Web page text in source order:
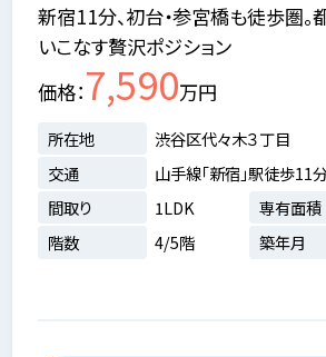
新宿11分、初台・参宮橋も徒歩圏
いこなす贅沢ポジション
価格 7,590万円
所在地
渋谷区代々木３丁目
交通
山手線「新宿」駅徒歩11
間取り
1LDK 専有面積
階数
4/5階 築年月